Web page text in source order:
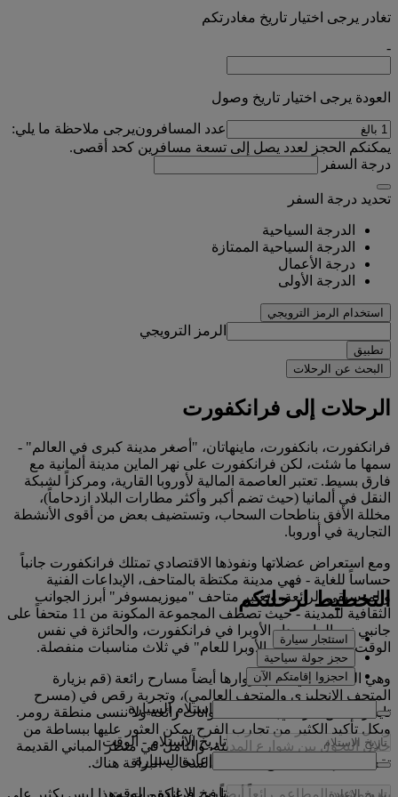
تغادر يرجى اختيار تاريخ مغادرتكم
-
العودة يرجى اختيار تاريخ وصول
عدد المسافرونيرجى ملاحظة ما يلي:
يمكنكم الحجز لعدد يصل إلى تسعة مسافرين كحد أقصى.
درجة السفر
تحديد درجة السفر
الدرجة السياحية
الدرجة السياحية الممتازة
درجة الأعمال
الدرجة الأولى
استخدام الرمز الترويجي
الرمز الترويجي
تطبيق
البحث عن الرحلات
الرحلات إلى فرانكفورت
فرانكفورت، بانكفورت، ماينهاتان، "أصغر مدينة كبرى في العالم" -
سمها ما شئت، لكن فرانكفورت على نهر الماين مدينة ألمانية مع
فارق بسيط. تعتبر العاصمة المالية لأوروبا القارية، ومركزاً لشبكة
النقل في ألمانيا (حيث تضم أكبر وأكثر مطارات البلاد ازدحاماً)،
مخللة الأفق بناطحات السحاب، وتستضيف بعض من أقوى الأنشطة
التجارية في أوروبا.
ومع استعراض عضلاتها ونفوذها الاقتصادي تمتلك فرانكفورت جانباً
حساساً للغاية - فهي مدينة مكتظة بالمتاحف، الإبداعات الفنية
والموسيقى الرائعة. وتعتبر متاحف "ميوزيمسوفر" أبرز الجوانب
الثقافية للمدينة - حيث تصطف المجموعة المكونة من 11 متحفاً على
جانبي نهر الماين. دار الأوبرا في فرانكفورت، والحائزة في نفس
الوقت على لقب "دار الأوبرا للعام" في ثلاث مناسبات منفصلة.
وهي المدينة التي تقدم لزوارها أيضاً مسارح رائعة (قم بزيارة
المتحف الإنجليزي والمتحف العالمي)، وتجربة رقص في (مسرح
تايجر بالاس فارييتي)، حديقة حيوانات رائعة ولا ننسى منطقة رومر.
وبكل تأكيد الكثير من تجارب الفرح يمكن العثور عليها ببساطة من
خلال التجول بين شوارع المدينة، والتأمل في منظر المباني القديمة
تقف جنباً إلى جنب مع ناطحات السحاب البراقة هناك.
يبدو مشهد المطاعم رائعاً أيضاً في فرانكفورت. وهذا ليس بكثير على
التخطيط لرحلتكم
استئجار سيارة
حجز جولة سياحية
احجزوا إقامتكم الآن
استلام السيارة
تاريخ الاستلام - الوقت
إعادة السيارة
تاريخ الإعادة - الوقت